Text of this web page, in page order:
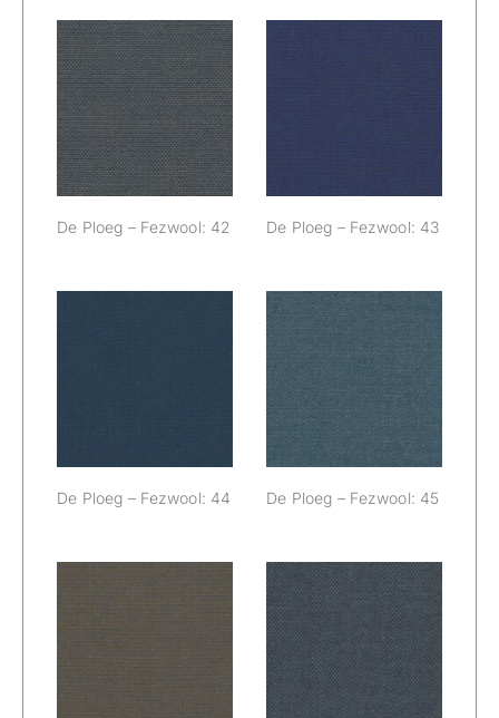
De Ploeg –
Fezwool: 42
De Ploeg – Fezwool: 42 De Ploeg – Fezwool: 43
De Ploeg – Fezwool: 44
De Ploeg –
Fezwool: 45
De Ploeg – Fezwool: 45
De Ploeg –
De Ploeg –
Fezwool: 48